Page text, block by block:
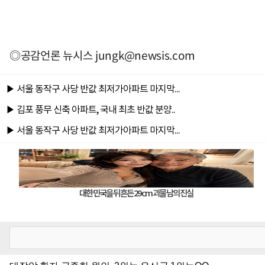
◎공감언론 뉴시스jungk@newsis.com